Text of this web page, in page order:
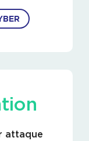
attaque